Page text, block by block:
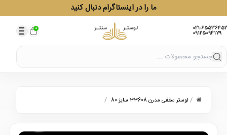
ما را در اینستاگرام دنبال کنید
021-65536452
09125094179
0
/ لوستر سقفی مدرن 33608 سایز 80 /